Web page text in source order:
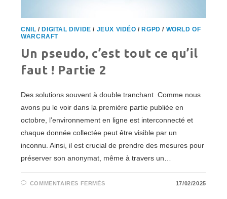
CNIL / DIGITAL DIVIDE / JEUX VIDÉO / RGPD / WORLD OF
WARCRAFT
Un pseudo, c’est tout ce qu’il
faut ! Partie 2
Des solutions souvent à double tranchant Comme nous
avons pu le voir dans la première partie publiée en
octobre, l’environnement en ligne est interconnecté et
chaque donnée collectée peut être visible par un
inconnu. Ainsi, il est crucial de prendre des mesures pour
préserver son anonymat, même à travers un…
COMMENTAIRES FERMÉSSUR
17/02/2025